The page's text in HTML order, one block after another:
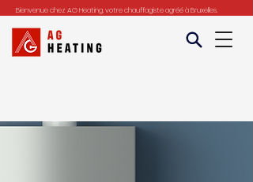
Bienvenue chez AG Heating, votre chauffagiste agréé à Bruxelles.